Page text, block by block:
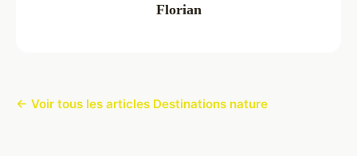
Florian
← Voir tous les articles Destinations nature